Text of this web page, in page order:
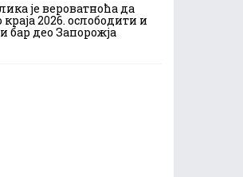
је вероватноћа да
2026. ослободити и
бар део Запорожја